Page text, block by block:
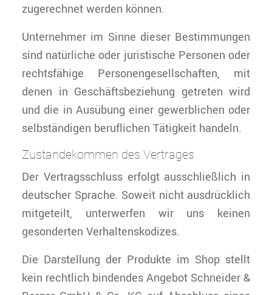
zugerechnet werden können.
Unternehmer im Sinne dieser Bestimmungen
sind natürliche oder juristische Personen oder
rechtsfähige Personengesellschaften, mit
denen in Geschäftsbeziehung getreten wird
und die in Ausübung einer gewerblichen oder
selbständigen beruflichen Tätigkeit handeln.
Zustandekommen des Vertrages
Der Vertragsschluss erfolgt ausschließlich in
deutscher Sprache. Soweit nicht ausdrücklich
mitgeteilt, unterwerfen wir uns keinen
gesonderten Verhaltenskodizes.
Die Darstellung der Produkte im Shop stellt
kein rechtlich bindendes Angebot Schneider &